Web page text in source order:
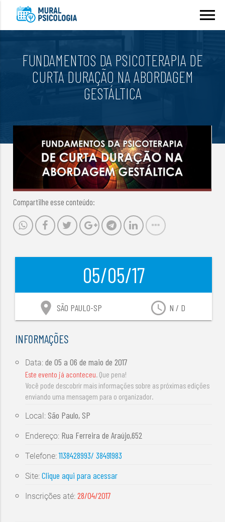
menu
FUNDAMENTOS DA PSICOTERAPIA DE
CURTA DURAÇÃO NA ABORDAGEM
GESTÁLTICA
Compartilhe esse conteúdo:
05/05/17
access_time N / D
location_on SÃO PAULO-SP
INFORMAÇÕES
Data:de05 a 06 de maio de 2017
Este evento já aconteceu . Que pena!
Você pode descobrir mais informações sobre as próximas edições
enviando uma mensagem para o organizador.
Local: São Paulo, SP
Endereço: Rua Ferreira de Araújo,652
Telefone:1138428993/ 38491983
Site:Clique aqui para acessar
Inscrições até:28/04/2017